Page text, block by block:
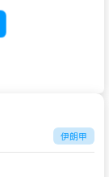
伊朗甲